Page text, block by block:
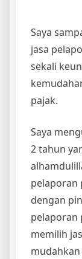
Saya
jasa
sekali
pajak.
Saya
2 tahun
pelaporan
dengan
pelaporan
memilih